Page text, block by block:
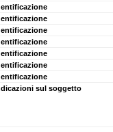
sul soggetto